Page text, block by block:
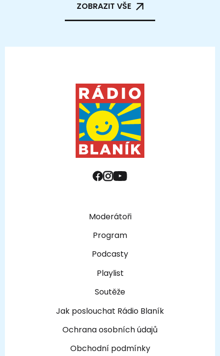
ZOBRAZIT VŠE
Moderátoři
Program
Podcasty
Playlist
Soutěže
Jak poslouchat Rádio Blaník
Ochrana osobních údajů
Obchodní podmínky